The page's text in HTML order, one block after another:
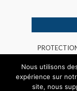
INDUSTRIEL
Nous utilisons
expérience sur
site, nous